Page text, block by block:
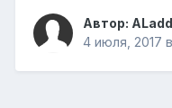
Автор:
4 июля, 2017 в